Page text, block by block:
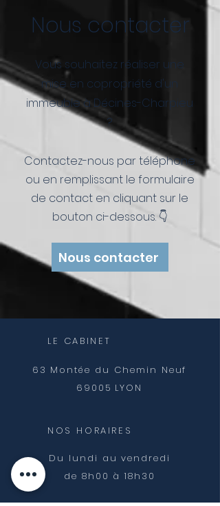
Nous contacter
Vous souhaitez réaliser une
mise en copropriété d'un
immeuble à Décines-Charpieu
?
Contactez-nous par téléphone
ou en remplissant le formulaire
de contact en cliquant sur le
bouton ci-dessous. 👇
Nous contacter
LE CABINET
63 Montée du Chemin Neuf
69005 LYON
NOS HORAIRES
Du lundi au vendredi
de 8h00 à18h30